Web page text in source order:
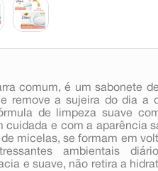
comum, é um sabonete
remove a sujeira do dia a
de limpeza suave
cuidada e com a aparência
micelas, se formam em
ambientais
e suave, não retira a